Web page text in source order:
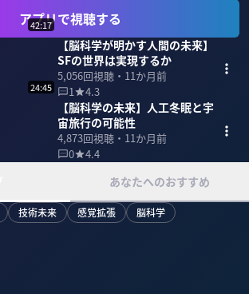
アプリで視聴する
42:17
【脳科学が明かす人間の未来】
SFの世界は実現するか
5,056回視聴・ 11か月前
1
4.3
24:45
【脳科学の未来】人工冬眠と宇
宙旅行の可能性
4,873回視聴・ 11か月前
0
4.4
あなたへのおすすめ
技術未来 感覚拡張 脳科学